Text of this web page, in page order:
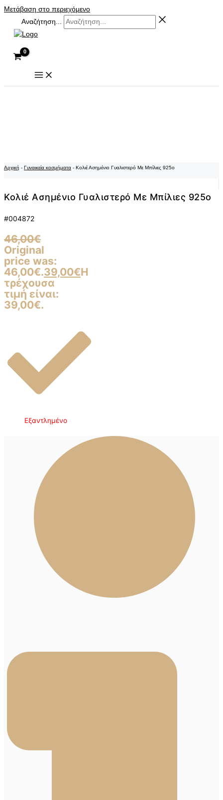
Μετάβαση στο περιεχόμενο
Αναζήτηση...
Αρχική - Γυναικεία κοσμήματα - Κολιέ Ασημένιο Γυαλιστερό Με Μπίλιες 925ο
Κολιέ Ασημένιο Γυαλιστερό Με Μπίλιες 925ο
#004872
46,00€
Original
price was:
46,00€.39,00€Η
τρέχουσα
τιμή είναι:
39,00€.
Εξαντλημένο